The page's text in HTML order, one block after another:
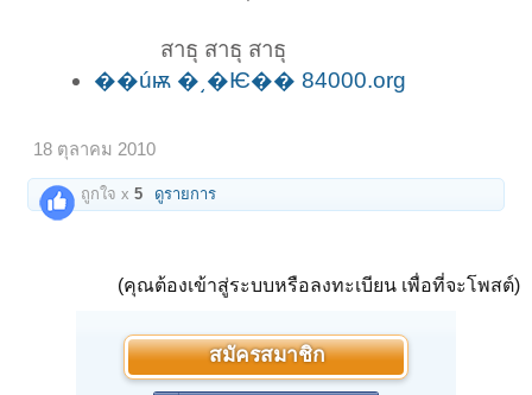
สาธุ สาธุ สาธุ
��úѭ �͵�Ѥ�� 84000.org
18 ตุลาคม 2010
ถูกใจ x5 ดูรายการ
(คุณต้องเข้าสู่ระบบหรือลงทะเบียน เพื่อที่จะโพสต์)
สมัครสมาชิก